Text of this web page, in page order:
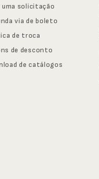
uma solicitação
via de boleto
de troca
de desconto
de catálogos